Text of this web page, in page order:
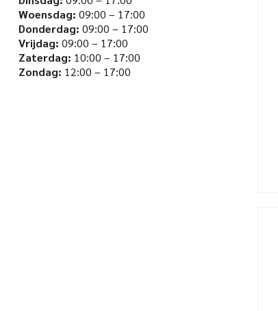
Woensdag: 09:00 – 17:00
Donderdag: 09:00 – 17:00
Vrijdag: 09:00 – 17:00
Zaterdag: 10:00 – 17:00
Zondag: 12:00 – 17:00